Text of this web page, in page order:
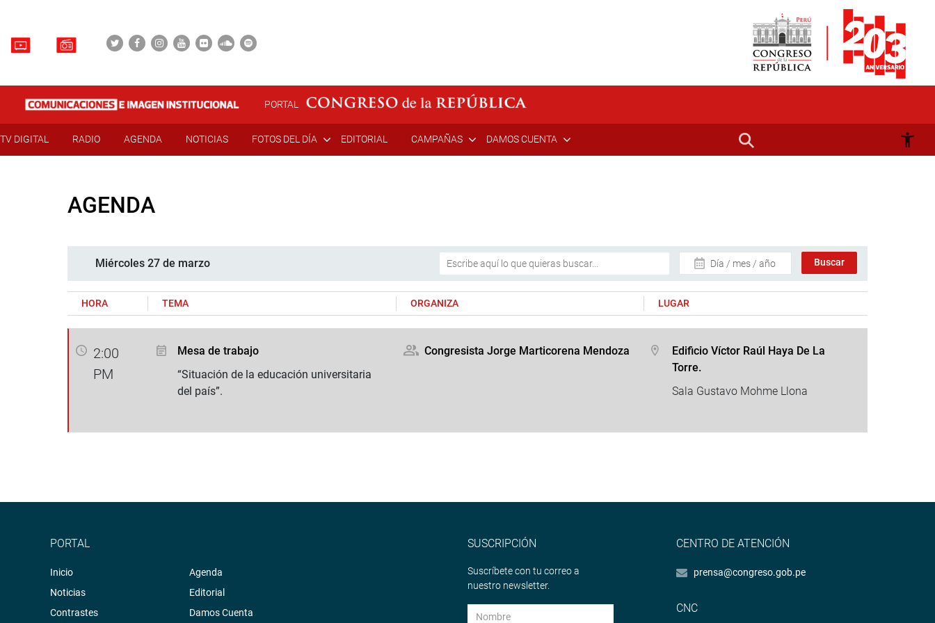
PORTAL
TV DIGITAL RADIO AGENDA NOTICIAS FOTOS DEL DÍA EDITORIAL CAMPAÑAS DAMOS CUENTA
AGENDA
Miércoles 27 de marzo Día / mes / año
HORA TEMA ORGANIZA LUGAR
2:00
PM
Mesa de trabajo
“Situación de la educación universitaria
del país”.
Congresista Jorge Marticorena Mendoza
Edificio Víctor Raúl Haya De La
Torre.
Sala Gustavo Mohme Llona
PORTAL
Inicio
Noticias
Contrastes
Agenda
Editorial
Damos Cuenta
SUSCRIPCIÓN
Suscríbete con tu correo a
nuestro newsletter.
CENTRO DE ATENCIÓN
prensa@congreso.gob.pe
CNC